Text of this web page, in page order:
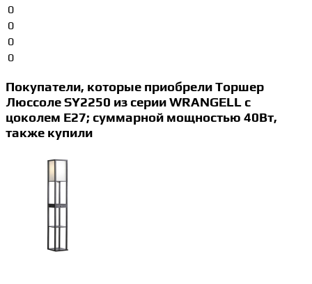
0
0
0
0
Покупатели, которые приобрели Торшер
Люссоле SY2250 из серии WRANGELL с
цоколем E27; суммарной мощностью 40Вт,
также купили